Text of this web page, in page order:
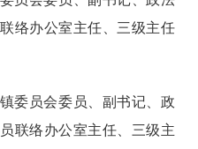
络办公室主任、三级主任
委员会委员、副书记、政
联络办公室主任、三级主